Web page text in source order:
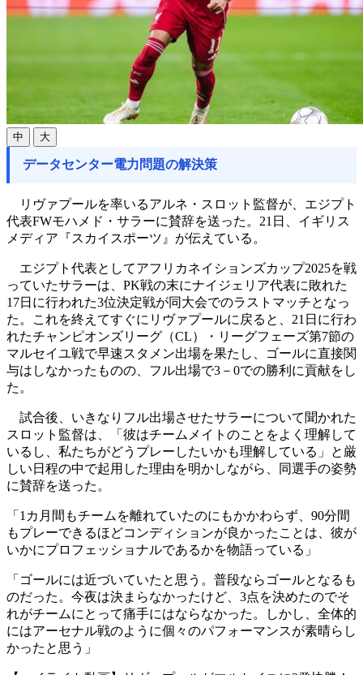
中 大
データセンター電力問題の解決策
リヴァプールを率いるアルネ・スロット監督が、エジプト
代表FWモハメド・サラーに賛辞を送った。21日、イギリス
メディア『スカイスポーツ』が伝えている。
エジプト代表としてアフリカネイションズカップ2025を戦
っていたサラーは、PK戦の末にナイジェリア代表に敗れた
17日に行われた3位決定戦が同大会でのラストマッチとなっ
た。これを終えてすぐにリヴァプールに戻ると、21日に行わ
れたチャンピオンズリーグ（CL）・リーグフェーズ第7節の
マルセイユ戦で早速スタメン出場を果たし、ゴールに直接関
与はしなかったものの、フル出場で3－0での勝利に貢献をし
た。
試合後、いきなりフル出場させたサラーについて聞かれた
スロット監督は、「彼はチームメイトのことをよく理解して
いるし、私たちがどうプレーしたいかも理解している」と厳
しい日程の中で起用した理由を明かしながら、同選手の姿勢
に賛辞を送った。
「1カ月間もチームを離れていたのにもかかわらず、90分間
もプレーできるほどコンディションが良かったことは、彼が
いかにプロフェッショナルであるかを物語っている」
「ゴールには近づいていたと思う。普段ならゴールとなるも
のだった。今夜は決まらなかったけど、3点を決めたのでそ
れがチームにとって痛手にはならなかった。しかし、全体的
にはアーセナル戦のように個々のパフォーマンスが素晴らし
かったと思う」